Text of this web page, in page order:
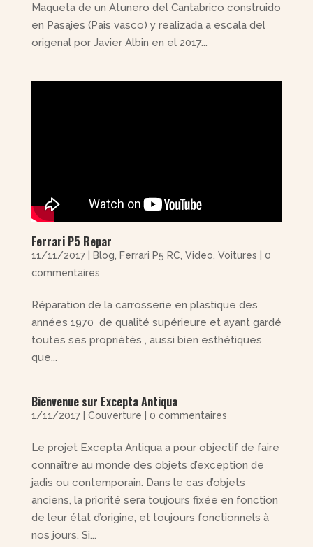
Maqueta de un Atunero del Cantabrico construido
en Pasajes (Pais vasco) y realizada a escala del
origenal por Javier Albin en el 2017...
Ferrari P5 Repar
11/11/2017| Blog, Ferrari P5 RC, Video, Voitures
0
commentaires
Réparation de la carrosserie en plastique des
années 1970 de qualité supérieure et ayant gardé
toutes ses propriétés , aussi bien esthétiques
que...
Bienvenue sur Excepta Antiqua
1/11/2017| Couverture 0 commentaires
Le projet Excepta Antiqua a pour objectif de faire
connaître au monde des objets d’exception de
jadis ou contemporain. Dans le cas d’objets
anciens, la priorité sera toujours fixée en fonction
de leur état d’origine, et toujours fonctionnels à
nos jours. Si...